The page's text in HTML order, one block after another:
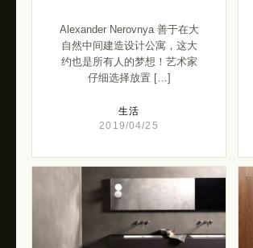
Alexander Nerovnya 善于在大
自然中间建造设计公寓，这大
约也是所有人的梦想！艺术家
仔细选择放置 […]
生活
2019/04/25